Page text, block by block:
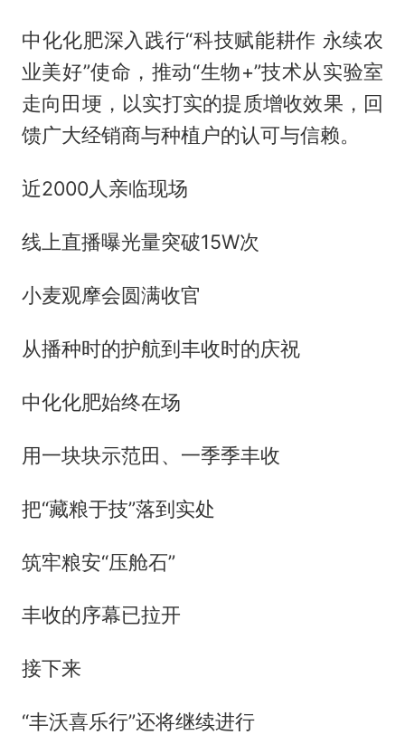
中化化肥深入践行“科技赋能耕作 永续农
业美好”使命，推动“生物+”技术从实验室
走向田埂，以实打实的提质增收效果，回
馈广大经销商与种植户的认可与信赖。
近2000人亲临现场
线上直播曝光量突破15W次
小麦观摩会圆满收官
从播种时的护航到丰收时的庆祝
中化化肥始终在场
用一块块示范田、一季季丰收
把“藏粮于技”落到实处
筑牢粮安“压舱石”
丰收的序幕已拉开
接下来
“丰沃喜乐行”还将继续进行